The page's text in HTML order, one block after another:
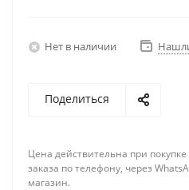
Нет в наличии
Поделиться
Цена действительна при
заказа по телефону, через
магазин.